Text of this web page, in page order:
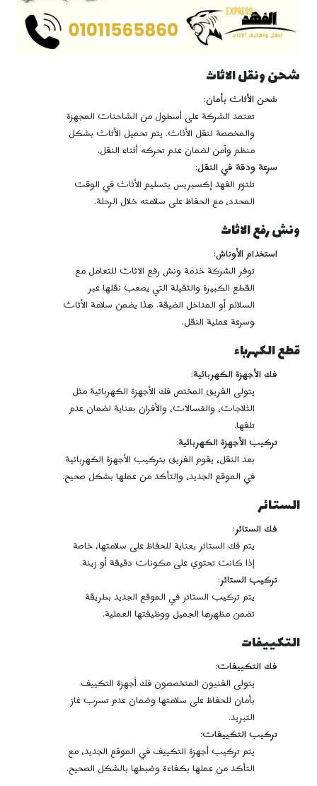
شحن ونقل الاثاث
شحن الأثاث بأمان:
تعتمد الشركة على أسطول من الشاحنات المجهزة
والمخصصة لنقل الأثاث. يتم تحميل الأثاث بشكل
منظم وآمن لضمان عدم تحركه أثناء النقل.
سرعة ودقة في النقل:
تلتزم الفهد إكسبريس بتسليم الأثاث في الوقت
المحدد، مع الحفاظ على سلامته خلال الرحلة.
ونش رفع الاثاث
استخدام الأوناش:
توفر الشركة خدمة ونش رفع الاثاث للتعامل مع
القطع الكبيرة والثقيلة التي يصعب نقلها عبر
السلالم أو المداخل الضيقة. هذا يضمن سلامة الأثاث
وسرعة عملية النقل.
قطع الكهرباء
فك الأجهزة الكهربائية:
يتولى الفريق المختص فك الأجهزة الكهربائية مثل
الثلاجات، والغسالات، والأفران بعناية لضمان عدم
تلفها.
تركيب الأجهزة الكهربائية:
بعد النقل، يقوم الفريق بتركيب الأجهزة الكهربائية
في الموقع الجديد، والتأكد من عملها بشكل صحيح.
الستائر
فك الستائر:
يتم فك الستائر بعناية للحفاظ على سلامتها، خاصة
إذا كانت تحتوي على مكونات دقيقة أو زينة.
تركيب الستائر:
يتم تركيب الستائر في الموقع الجديد بطريقة
تضمن مظهرها الجميل ووظيفتها العملية.
التكييفات
فك التكييفات:
يتولى الفنيون المتخصصون فك أجهزة التكييف
بأمان للحفاظ على سلامتها وضمان عدم تسرب غاز
التبريد.
تركيب التكييفات:
يتم تركيب أجهزة التكييف في الموقع الجديد، مع
التأكد من عملها بكفاءة وضبطها بالشكل الصحيح.